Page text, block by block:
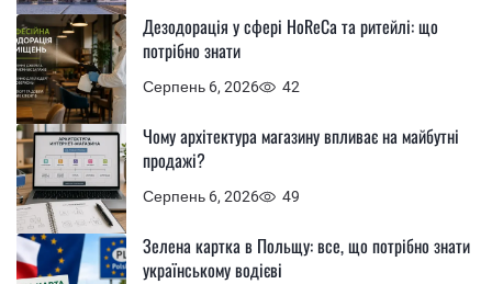
Серпень 6, 2026 42
Дезодорація у сфері HoReCa та ритейлі: що
потрібно знати
Серпень 6, 2026 49
Чому архітектура магазину впливає на майбутні
продажі?
Зелена картка в Польщу: все, що потрібно знати
українському водієві